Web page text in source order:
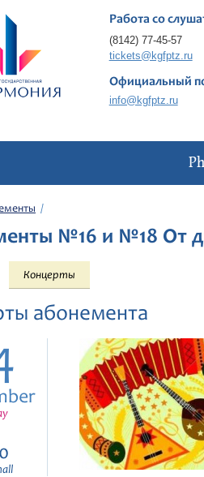
Работа со
(8142) 77-45-57
tickets@kgfptz.ru
Официальный
info@kgfptz.ru
№16 и №18 От
Концерты
абонемента